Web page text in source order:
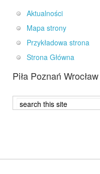
Aktualności
Mapa strony
Przykładowa strona
Strona Główna
Piła Poznań Wrocław